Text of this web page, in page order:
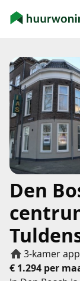
Den
3-kamer
€ 1.294 per